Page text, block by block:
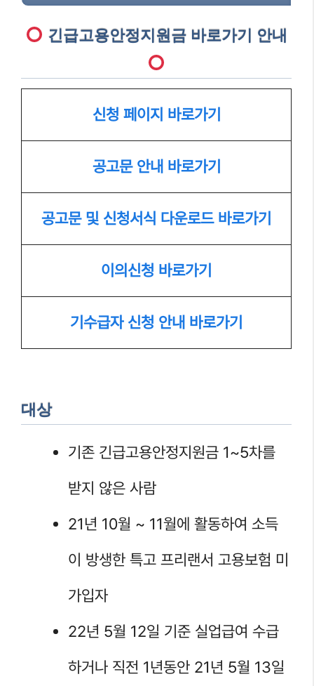
긴급고용안정지원금 바로가기 안내
신청 페이지 바로가기
공고문 안내 바로가기
공고문 및 신청서식 다운로드 바로가기
이의신청 바로가기
기수급자 신청 안내 바로가기
대상
기존 긴급고용안정지원금 1~5차를
받지 않은 사람
21년 10월 ~ 11월에 활동하여 소득
이 방생한 특고 프리랜서 고용보험 미
가입자
22년 5월 12일 기준 실업급여 수급
하거나 직전 1년동안 21년 5월 13일